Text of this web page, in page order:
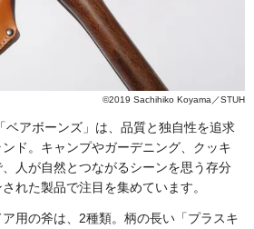
©2019 Sachihiko Koyama／STUH
ベアボーンズ」は、品質と独自性を追求
ド。キャンプやガーデニング、クッキ
人が自然とつながるシーンを思う存分
れた製品で注目を集めています。
用の斧は、2種類。柄の長い「プラスキ